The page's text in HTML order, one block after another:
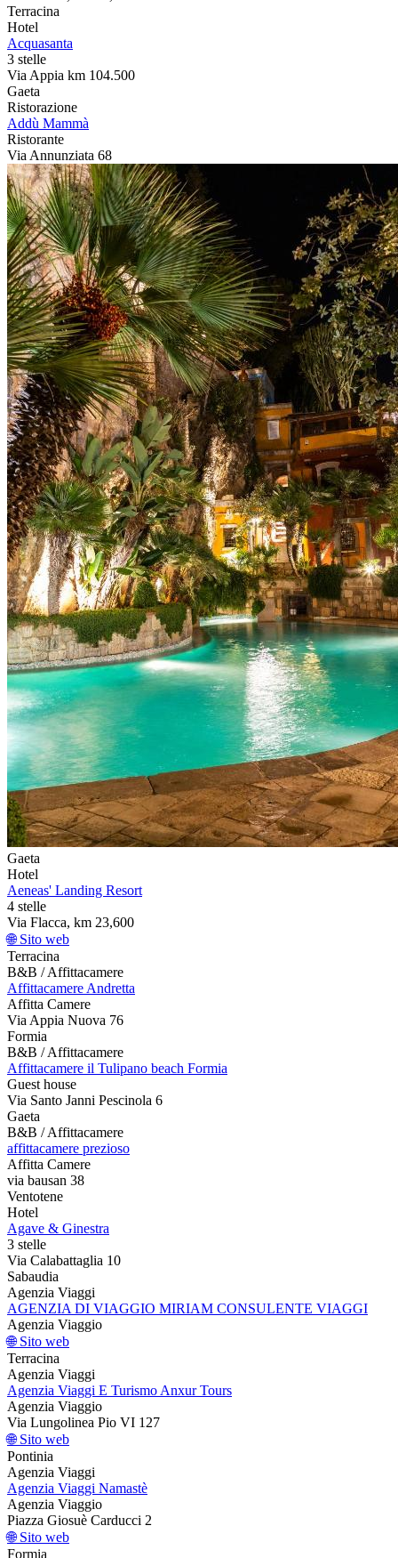
Terracina
Hotel
Acquasanta
3 stelle
Via Appia km 104.500
Gaeta
Ristorazione
Addù Mammà
Ristorante
Via Annunziata 68
Gaeta
Hotel
Aeneas' Landing Resort
4 stelle
Via Flacca, km 23,600
🌐 Sito web
Terracina
B&B / Affittacamere
Affittacamere Andretta
Affitta Camere
Via Appia Nuova 76
Formia
B&B / Affittacamere
Affittacamere il Tulipano beach Formia
Guest house
Via Santo Janni Pescinola 6
Gaeta
B&B / Affittacamere
affittacamere prezioso
Affitta Camere
via bausan 38
Ventotene
Hotel
Agave & Ginestra
3 stelle
Via Calabattaglia 10
Sabaudia
Agenzia Viaggi
AGENZIA DI VIAGGIO MIRIAM CONSULENTE VIAGGI
Agenzia Viaggio
🌐 Sito web
Terracina
Agenzia Viaggi
Agenzia Viaggi E Turismo Anxur Tours
Agenzia Viaggio
Via Lungolinea Pio VI 127
🌐 Sito web
Pontinia
Agenzia Viaggi
Agenzia Viaggi Namastè
Agenzia Viaggio
Piazza Giosuè Carducci 2
🌐 Sito web
Formia